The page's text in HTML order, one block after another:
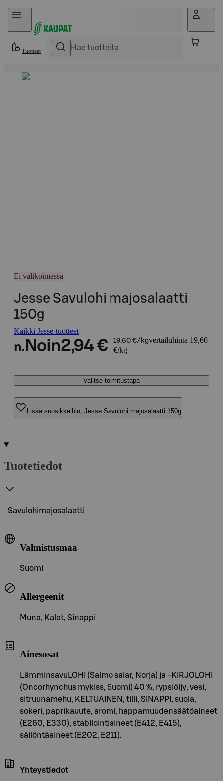
Hyppää sisältöön
Tuotteet
Ei valikoimassa
Jesse Savulohi majosalaatti
150g
Kaikki Jesse-tuotteet
n. Noin2,94 € 19,60 €/kgvertailuhinta 19,60
€/kg
Valitse toimitustapa
Lisää suosikkeihin, Jesse Savulohi majosalaatti 150g
Tuotetiedot
Savulohimajosalaatti
Valmistusmaa
Suomi
Allergeenit
Muna, Kalat, Sinappi
Ainesosat
LämminsavuLOHI (Salmo salar, Norja) ja -KIRJOLOHI
(Oncorhynchus mykiss, Suomi) 40 %, rypsiöljy, vesi,
sitruunamehu, KELTUAINEN, tilli, SINAPPI, suola,
sokeri, paprikauute, aromi, happamuudensäätöaineet
(E260, E330), stabilointiaineet (E412, E415),
säilöntäaineet (E202, E211).
Yhteystiedot